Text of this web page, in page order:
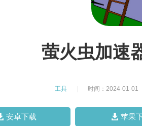
萤火虫加速
工具 时间：2024-01-01
安卓下载 苹果